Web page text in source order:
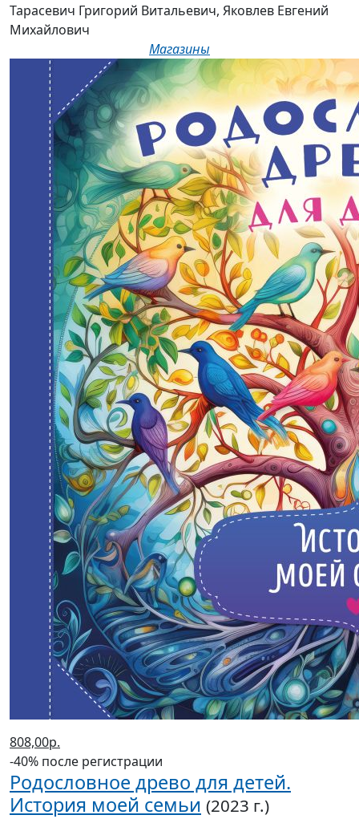
Тарасевич Григорий Витальевич, Яковлев Евгений
Михайлович
Магазины
808,00р.
-40% после регистрации
Родословное древо для детей.
История моей семьи (2023 г.)